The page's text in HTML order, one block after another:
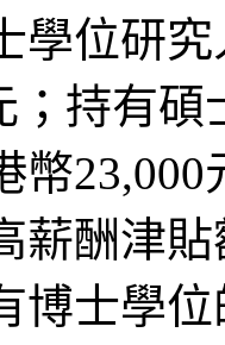
學位研
；持有
幣
薪酬津
博士學